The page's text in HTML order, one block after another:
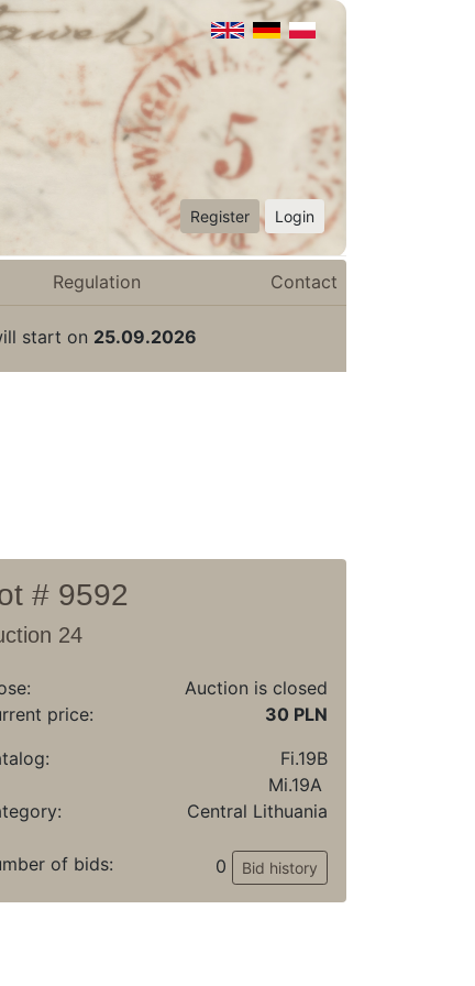
Register Login
Regulation Contact
start on 25.09.2026
# 9592
24
Auction is closed
price:
30 PLN
Fi.19B
Mi.19A
Central Lithuania
of bids: 0 Bid history